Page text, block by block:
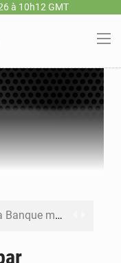
à 10h12 GMT
Sénégal : la Banque mondiale annonce un financement de 340 milliards FCFA pour soutenir les priorités de la Vision Sénégal 2050